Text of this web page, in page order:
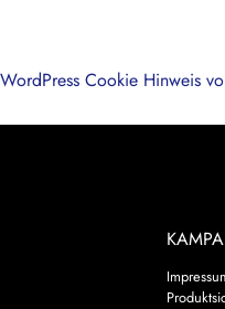
WordPress Cookie Hinweis